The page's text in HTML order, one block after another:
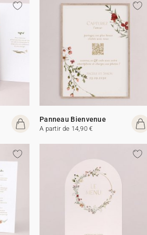
Panneau Bienvenue
A partir de 14,90 €